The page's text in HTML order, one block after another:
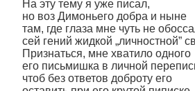
На эту тему я уже писал,
но воз Димоньего добра и ныне
там, где глаза мне чуть не
сей гений жидкой „личностной”
Признаться, мне хватило одного
его письмишка в личной
чтоб без ответов доброту его